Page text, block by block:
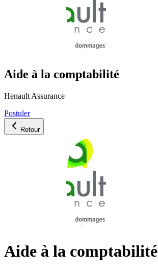
Aide à la comptabilité
Henault Assurance
Postuler
Retour
Aide à la comptabilité